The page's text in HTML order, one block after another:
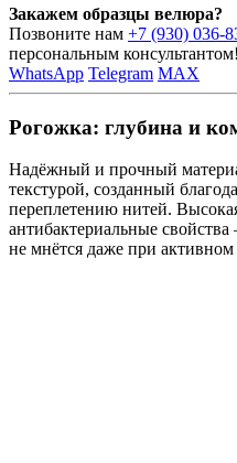
Закажем образцы велюра?
Позвоните нам +7 (930) 036-
персональным консультантом!
WhatsApp Telegram MAX
Рогожка: глубина и
Надёжный и прочный
текстурой, созданный
переплетению нитей.
антибактериальные
не мнётся даже при